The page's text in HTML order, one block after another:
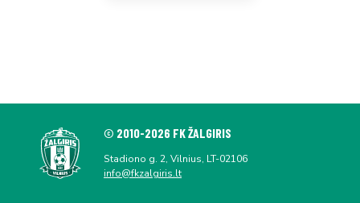
© 2010-2026 FK ŽALGIRIS
Stadiono g. 2, Vilnius, LT-02106
info@fkzalgiris.lt